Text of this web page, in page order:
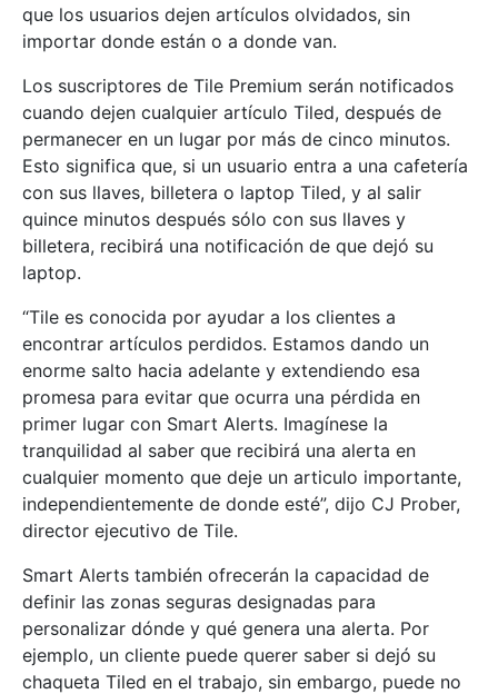
que los usuarios dejen artículos olvidados, sin
importar donde están o a donde van.
Los suscriptores de Tile Premium serán notificados
cuando dejen cualquier artículo Tiled, después de
permanecer en un lugar por más de cinco minutos.
Esto significa que, si un usuario entra a una cafetería
con sus llaves, billetera o laptop Tiled, y al salir
quince minutos después sólo con sus llaves y
billetera, recibirá una notificación de que dejó su
laptop.
“Tile es conocida por ayudar a los clientes a
encontrar artículos perdidos. Estamos dando un
enorme salto hacia adelante y extendiendo esa
promesa para evitar que ocurra una pérdida en
primer lugar con Smart Alerts. Imagínese la
tranquilidad al saber que recibirá una alerta en
cualquier momento que deje un articulo importante,
independientemente de donde esté”, dijo CJ Prober,
director ejecutivo de Tile.
Smart Alerts también ofrecerán la capacidad de
definir las zonas seguras designadas para
personalizar dónde y qué genera una alerta. Por
ejemplo, un cliente puede querer saber si dejó su
chaqueta Tiled en el trabajo, sin embargo, puede no